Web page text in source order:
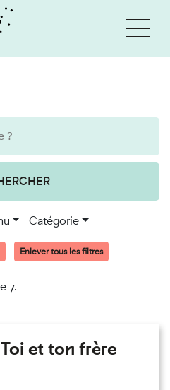
Catégorie
Enlever tous les filtres
7.
et ton frère
ce site